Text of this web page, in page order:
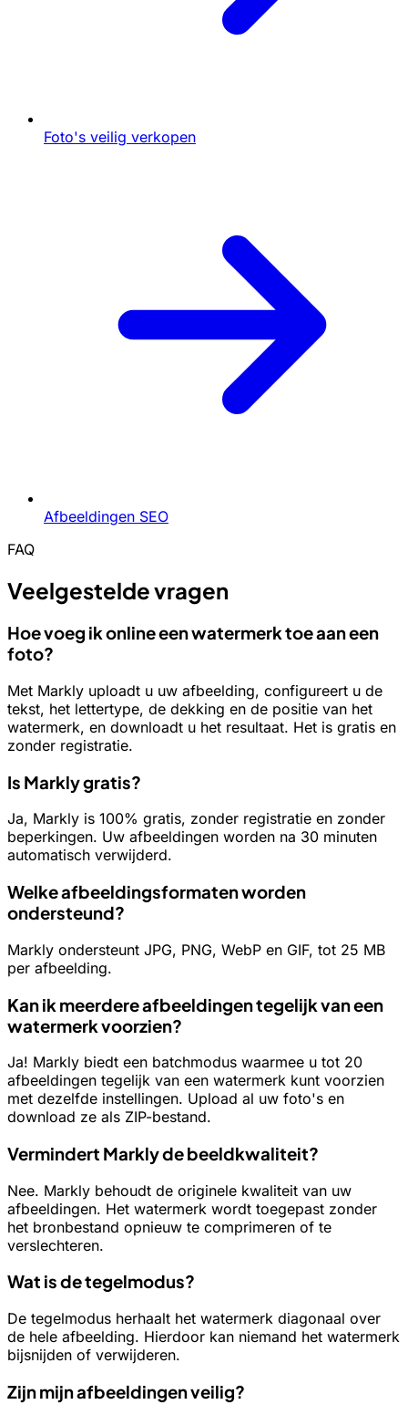
Foto's veilig verkopen
Afbeeldingen SEO
FAQ
Veelgestelde vragen
Hoe voeg ik online een watermerk toe aan een
foto?
Met Markly uploadt u uw afbeelding, configureert u de
tekst, het lettertype, de dekking en de positie van het
watermerk, en downloadt u het resultaat. Het is gratis en
zonder registratie.
Is Markly gratis?
Ja, Markly is 100% gratis, zonder registratie en zonder
beperkingen. Uw afbeeldingen worden na 30 minuten
automatisch verwijderd.
Welke afbeeldingsformaten worden
ondersteund?
Markly ondersteunt JPG, PNG, WebP en GIF, tot 25 MB
per afbeelding.
Kan ik meerdere afbeeldingen tegelijk van een
watermerk voorzien?
Ja! Markly biedt een batchmodus waarmee u tot 20
afbeeldingen tegelijk van een watermerk kunt voorzien
met dezelfde instellingen. Upload al uw foto's en
download ze als ZIP-bestand.
Vermindert Markly de beeldkwaliteit?
Nee. Markly behoudt de originele kwaliteit van uw
afbeeldingen. Het watermerk wordt toegepast zonder
het bronbestand opnieuw te comprimeren of te
verslechteren.
Wat is de tegelmodus?
De tegelmodus herhaalt het watermerk diagonaal over
de hele afbeelding. Hierdoor kan niemand het watermerk
bijsnijden of verwijderen.
Zijn mijn afbeeldingen veilig?